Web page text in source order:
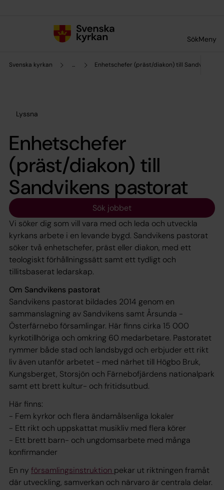
SökMeny
Svenska kyrkan ... Enhetschefer (präst/diakon) till Sandvikens
Lyssna
Enhetschefer
(präst/diakon) till
Sandvikens pastorat
Sök jobbet
Vi söker dig som vill vara med och leda och utveckla
kyrkans arbete i en levande bygd. Sandvikens pastorat
söker två enhetschefer, präst eller diakon, med ett
teologiskt förhållningssätt samt ett tydligt och
tillitsbaserat ledarskap.
Om Sandvikens pastorat
Sandvikens pastorat bildades 2014 genom en
sammanslagning av Sandvikens samt Årsunda -
Österfärnebo församlingar. Här finns cirka 15 000
kyrkotillhöriga och omkring 60 medarbetare. Pastoratet
rymmer både stad och landsbygd och erbjuder ett rikt
liv även utanför arbetet - med närhet till Högbo Bruk,
Kungsberget, Storsjön och Färnebofjärdens nationalpark
samt ett brett kultur- och fritidsutbud.
Här finns:
- Fem kyrkor och flera ändamålsenliga lokaler
- Ett rikt och uppskattat musikliv med flera körer
- Ett brett barn- och ungdomsarbete med många
konfirmander
En ny församlingsinstruktion pekar ut riktningen framåt
där utveckling, samverkan och närvaro är centrala delar.